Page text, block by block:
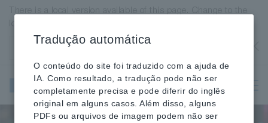
There is a local version available of this page. Change to the
Estados Unidos
Instrumentos
científicos e
analíticos
Tradução automática
O conteúdo do site foi traduzido com a ajuda de
IA. Como resultado, a tradução pode não ser
completamente precisa e pode diferir do inglês
original em alguns casos. Além disso, alguns
PDFs ou arquivos de imagem podem não ser